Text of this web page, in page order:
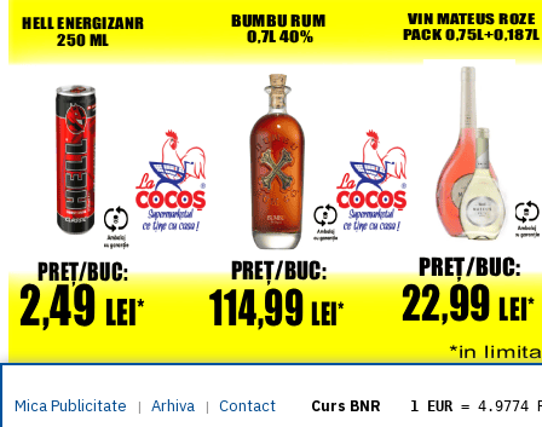
Mica Publicitate | Arhiva | Contact Curs BNR 1 EUR = 4.9774